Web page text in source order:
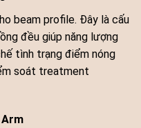
beam profile. Đây là cấu
đều giúp năng lượng
tình trạng điểm nóng
soát treatment